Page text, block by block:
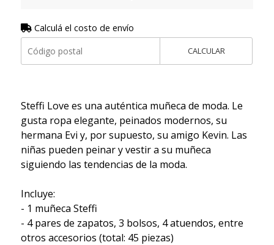
Calculá el costo de envío
CALCULAR
Steffi Love es una auténtica muñeca de moda. Le
gusta ropa elegante, peinados modernos, su
hermana Evi y, por supuesto, su amigo Kevin. Las
niñas pueden peinar y vestir a su muñeca
siguiendo las tendencias de la moda.
Incluye:
- 1 muñeca Steffi
- 4 pares de zapatos, 3 bolsos, 4 atuendos, entre
otros accesorios (total: 45 piezas)